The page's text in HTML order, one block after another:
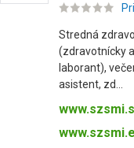
Stredná
(zdravotnícky
laborant),
asistent, zd...